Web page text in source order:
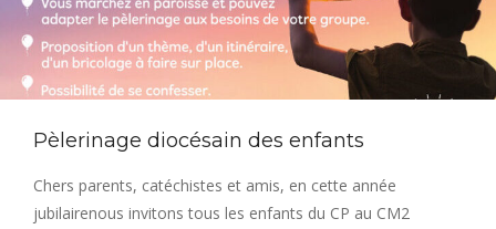
Pèlerinage diocésain des enfants
Chers parents, catéchistes et amis, en cette année
jubilairenous invitons tous les enfants du CP au CM2